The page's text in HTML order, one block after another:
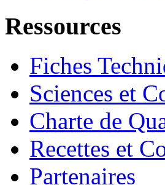
Ressources
Fiches
Sciences et
Charte de
Recettes et
Partenaires